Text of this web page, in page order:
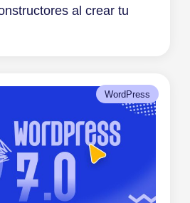
al crear tu
WordPress